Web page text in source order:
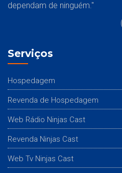
dependam de ninguém."
Serviços
Hospedagem
Revenda de Hospedagem
Web Rádio Ninjas Cast
Revenda Ninjas Cast
Web Tv Ninjas Cast